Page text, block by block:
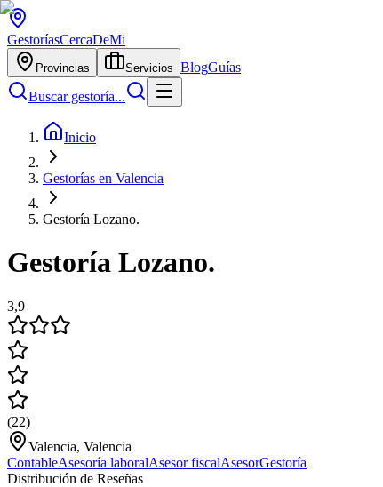
GestoríasCercaDeMi
Provincias Servicios BlogGuías
Buscar gestoría...
Inicio
Gestorías en Valencia
Gestoría Lozano.
Gestoría Lozano.
3,9
(22)
Valencia, Valencia
ContableAsesoría laboralAsesor fiscalAsesorGestoría
Distribución de Reseñas